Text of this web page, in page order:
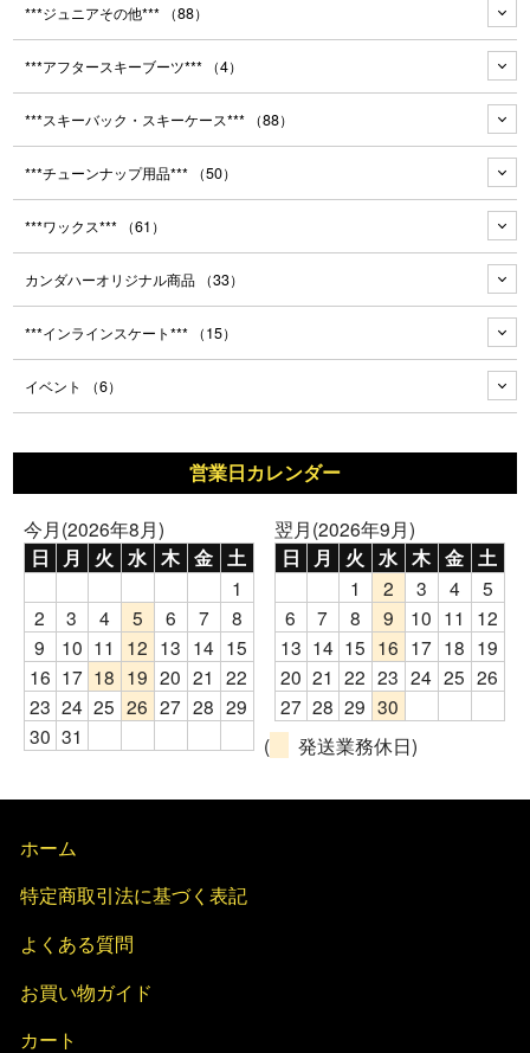
***ジュニアその他*** （88）
***アフタースキーブーツ*** （4）
***スキーバック・スキーケース*** （88）
***チューンナップ用品*** （50）
***ワックス*** （61）
カンダハーオリジナル商品 （33）
***インラインスケート*** （15）
イベント （6）
営業日カレンダー
今月(2026年8月)
日 月 火 水 木 金 土
1
2
3 4 5 6 7
8
9
10 11 12 13 14 15
16 17 18 19 20 21 22
23 24 25 26 27 28 29
30 31
翌月(2026年9月)
日 月 火 水 木 金 土
1 2 3 4
5
6
7 8 9 10 11
12
13 14 15 16 17 18 19
20 21 22 23 24 25 26
27 28 29 30
(
発送業務休日)
ホーム
特定商取引法に基づく表記
よくある質問
お買い物ガイド
カート